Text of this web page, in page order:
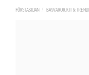
FÖRSTASIDAN BASVAROR,KIT &